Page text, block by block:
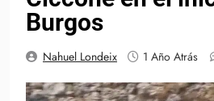
Burgos
Nahuel Londeix 1 Año Atrás